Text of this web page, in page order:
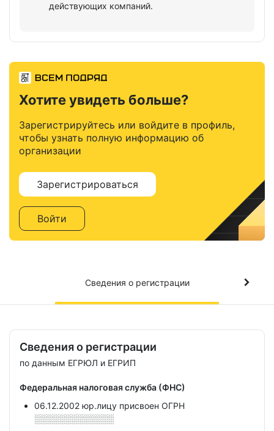
действующих компаний.
Хотите увидеть больше?
Зарегистрируйтесь или войдите в профиль,
чтобы узнать полную информацию об
организации
Зарегистрироваться
Войти
Сведения о регистрации
Сведения о регистрации
по данным ЕГРЮЛ и ЕГРИП
Федеральная налоговая служба (ФНС)
06.12.2002 юр.лицу присвоен ОГРН
░░░░░░░░░░░░░